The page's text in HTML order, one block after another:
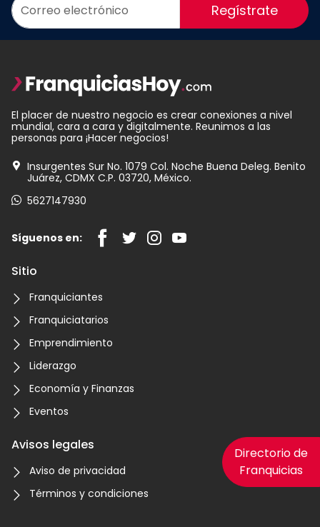
Directorio de
Franquicias
Regístrate
El placer de nuestro negocio es crear conexiones a nivel
mundial, cara a cara y digitalmente. Reunimos a las
personas para ¡Hacer negocios!
Insurgentes Sur No. 1079 Col. Noche Buena Deleg. Benito
Juárez, CDMX C.P. 03720, México.
5627147930
Síguenos en:
Sitio
Franquiciantes
Franquiciatarios
Emprendimiento
Liderazgo
Economía y Finanzas
Eventos
Avisos legales
Aviso de privacidad
Términos y condiciones